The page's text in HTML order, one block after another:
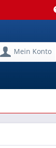
Mein Konto